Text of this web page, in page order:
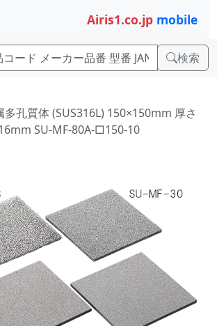
Airis1.co.jp mobile
検索
孔質体 (SUS316L) 150×150mm 厚さ
SU-MF-80A-□150-10